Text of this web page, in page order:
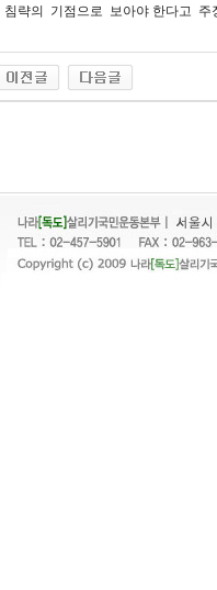
침략의 기점으로 보아야 한다고 주